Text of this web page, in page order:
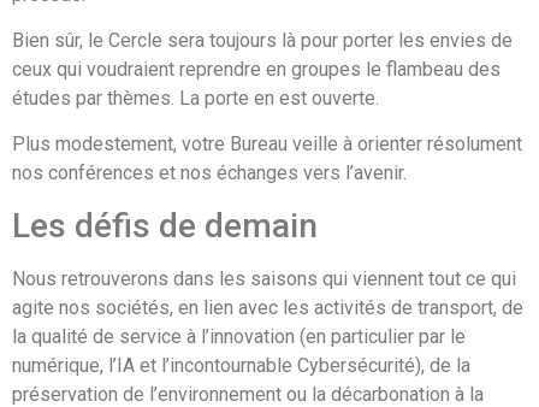
Bien sûr, le Cercle sera toujours là pour porter les envies de
ceux qui voudraient reprendre en groupes le flambeau des
études par thèmes. La porte en est ouverte.
Plus modestement, votre Bureau veille à orienter résolument
nos conférences et nos échanges vers l’avenir.
Les défis de demain
Nous retrouverons dans les saisons qui viennent tout ce qui
agite nos sociétés, en lien avec les activités de transport, de
la qualité de service à l’innovation (en particulier par le
numérique, l’IA et l’incontournable Cybersécurité), de la
préservation de l’environnement ou la décarbonation à la